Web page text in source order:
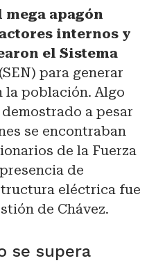
mega apagón
internos y
el Sistema
(SEN) para generar
la población. Algo
a pesar
se encontraban
de la Fuerza
de
eléctrica fue
de Chávez.
se supera